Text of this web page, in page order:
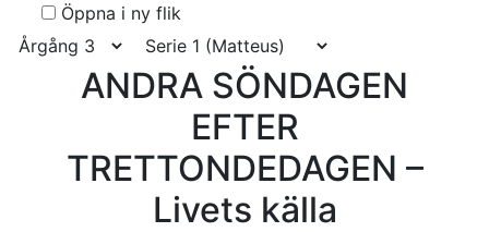
Öppna i ny flik
ANDRA SÖNDAGEN
EFTER
TRETTONDEDAGEN –
Livets källa